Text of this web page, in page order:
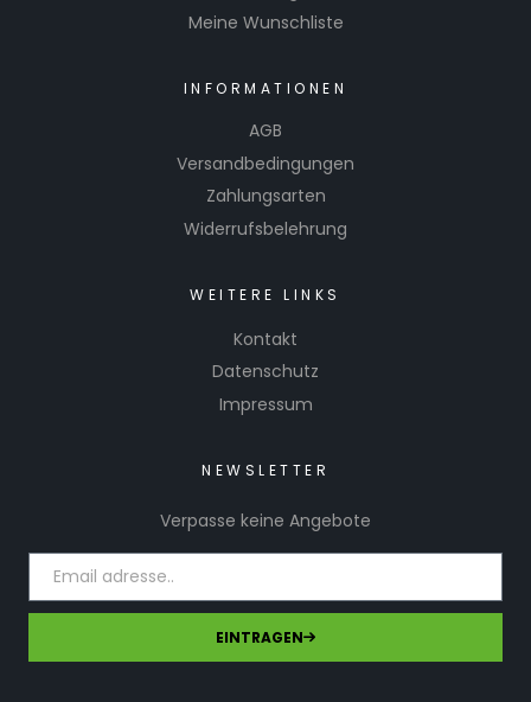
Meine Wunschliste
INFORMATIONEN
AGB
Versandbedingungen
Zahlungsarten
Widerrufsbelehrung
WEITERE LINKS
Kontakt
Datenschutz
Impressum
NEWSLETTER
Verpasse keine Angebote
EINTRAGEN